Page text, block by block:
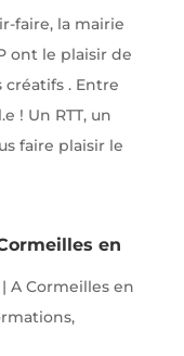
faire, la mairie
ont le plaisir de
. Entre
! Un RTT, un
faire plaisir le
en
A Cormeilles en
,